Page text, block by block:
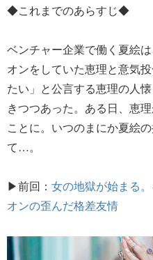
◆これまでのあらすじ◆
ベンチャー企業で働く夏絵
オンをしていた恵理と意気
たい」と公言する恵理の人
きつつあった。ある日、恵
ことに。いつのまにか夏絵
て…。
▶前回： 女の地獄が始まる
オンの歪んだ格差友情